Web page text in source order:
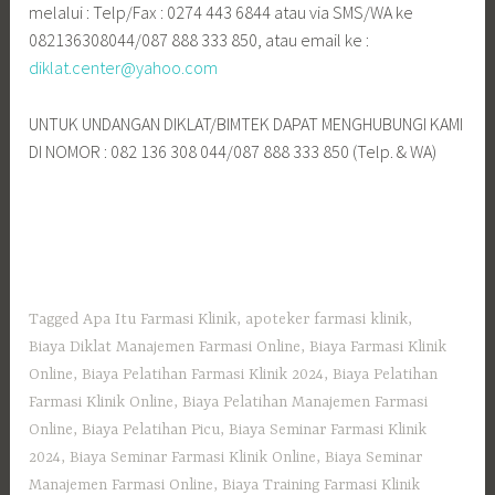
melalui : Telp/Fax : 0274 443 6844 atau via SMS/WA ke
082136308044/087 888 333 850, atau email ke :
diklat.center@yahoo.com
UNTUK UNDANGAN DIKLAT/BIMTEK DAPAT MENGHUBUNGI KAMI
DI NOMOR : 082 136 308 044/087 888 333 850 (Telp. & WA)
TaggedApa Itu Farmasi Klinik, apoteker farmasi klinik,
Biaya Diklat Manajemen Farmasi Online, Biaya Farmasi Klinik
Online, Biaya Pelatihan Farmasi Klinik 2024, Biaya Pelatihan
Farmasi Klinik Online, Biaya Pelatihan Manajemen Farmasi
Online, Biaya Pelatihan Picu, Biaya Seminar Farmasi Klinik
2024, Biaya Seminar Farmasi Klinik Online, Biaya Seminar
Manajemen Farmasi Online, Biaya Training Farmasi Klinik